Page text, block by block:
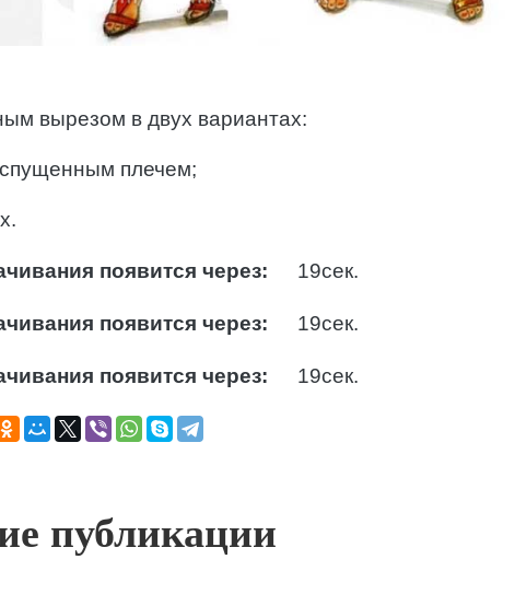
вырезом в двух вариантах:
плечем;
появится через: 18сек.
появится через: 18сек.
появится через: 18сек.
публикации